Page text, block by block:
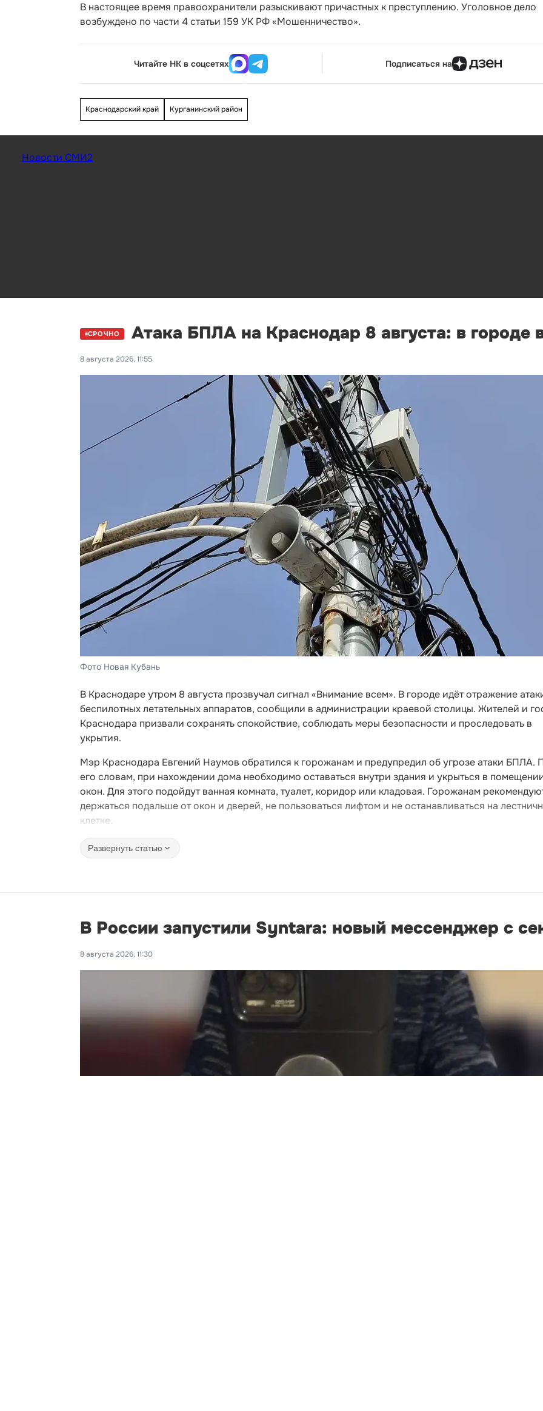
В настоящее время правоохранители разыскивают причастных к преступлению. Уголовное дело
возбуждено по части 4 статьи 159 УК РФ «Мошенничество».
Читайте НК в соцсетях Подписаться на
Краснодарский край Курганинский район
Новости СМИ2
СРОЧНО Атака БПЛА на Краснодар 8 августа: в городе
8 августа 2026, 11:55
Фото Новая Кубань
В Краснодаре утром 8 августа прозвучал сигнал «Внимание всем». В городе идёт отражение
беспилотных летательных аппаратов, сообщили в администрации краевой столицы. Жителей и
Краснодара призвали сохранять спокойствие, соблюдать меры безопасности и проследовать в
укрытия.
Мэр Краснодара Евгений Наумов обратился к горожанам и предупредил об угрозе атаки БПЛА.
его словам, при нахождении дома необходимо оставаться внутри здания и укрыться в
окон. Для этого подойдут ванная комната, туалет, коридор или кладовая. Горожанам
держаться подальше от окон и дверей, не пользоваться лифтом и не останавливаться на
клетке.
Развернуть статью
В России запустили Syntara: новый мессенджер с
8 августа 2026, 11:30